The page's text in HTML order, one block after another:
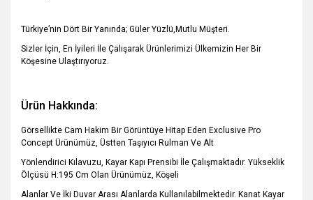
Türkiye’nin Dört Bir Yanında; Güler Yüzlü,Mutlu Müşteri.
Sizler İçin, En İyileri İle Çalışarak Ürünlerimizi Ülkemizin Her Bir
Köşesine Ulaştırıyoruz.
Ürün Hakkında:
Görsellikte Cam Hakim Bir Görüntüye Hitap Eden Exclusive Pro
Concept Ürünümüz, Üstten Taşıyıcı Rulman Ve Alt
Yönlendirici Kılavuzu, Kayar Kapı Prensibi İle Çalışmaktadır. Yükseklik
Ölçüsü H:195 Cm Olan Ürünümüz, Köşeli
Alanlar Ve İki Duvar Arası Alanlarda Kullanılabilmektedir. Kanat Kayar